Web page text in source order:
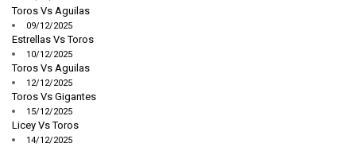
Toros Vs Aguilas
09/12/2025
Estrellas Vs Toros
10/12/2025
Toros Vs Aguilas
12/12/2025
Toros Vs Gigantes
15/12/2025
Licey Vs Toros
14/12/2025